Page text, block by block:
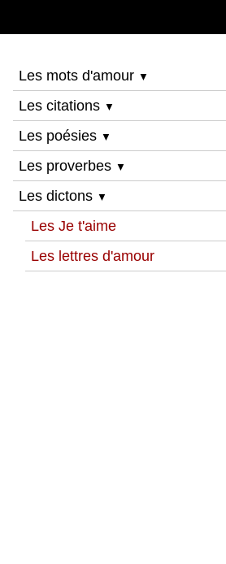
Les mots d'amour ▼
Les citations ▼
Les poésies ▼
Les proverbes ▼
Les dictons ▼
Les Je t'aime
Les lettres d'amour